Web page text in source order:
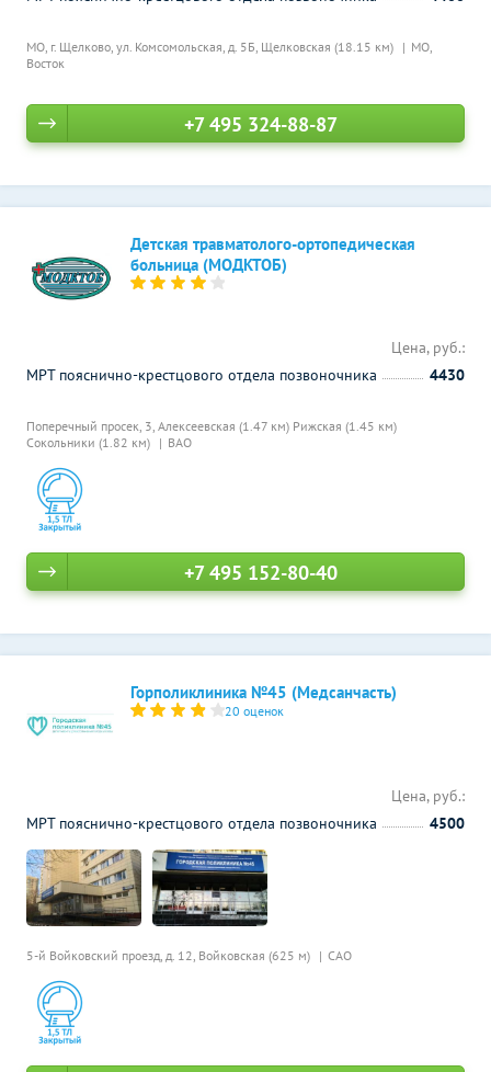
МО, г. Щелково, ул. Комсомольская, д. 5Б, Щелковская (18.15 км)
МО,
Восток
+7 495 324-88-87
Детская травматолого-ортопедическая
больница (МОДКТОБ)
Поперечный просек, 3, Алексеевская (1.47 км) Рижская (1.45 км)
Сокольники (1.82 км)
ВАО
Цена, руб.:
МРТ пояснично-крестцового отдела позвоночника
4430
+7 495 152-80-40
Горполиклиника №45 (Медсанчасть)
20 оценок
5-й Войковский проезд, д. 12, Войковская (625 м) САО
Цена, руб.:
МРТ пояснично-крестцового отдела позвоночника
4500